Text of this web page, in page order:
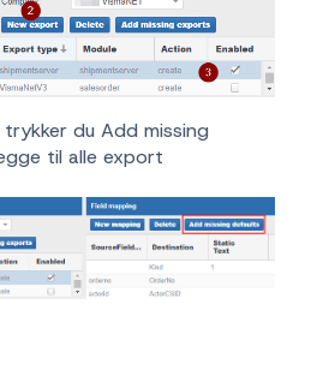
trykker du Add missing
til alle export